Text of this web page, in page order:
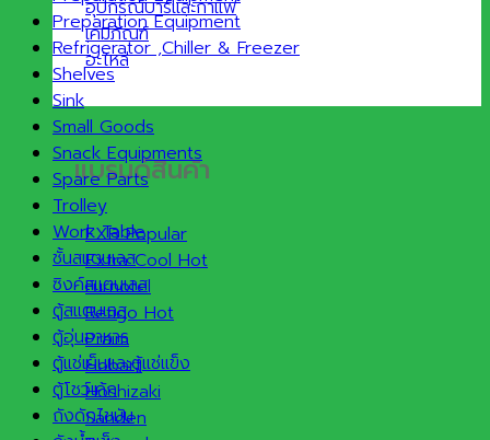
อุปกรณ์บาร์และกาแฟ
เคมีภัณฑ์
อะไหล่
แบรนด์สินค้า
EXB
Extra Cool
Furnotel
Retigo
Praim
Hobart
Hoshizaki
Sanden
Preparation Equipment
Refrigerator ,Chiller & Freezer
Shelves
Sink
Small Goods
Snack Equipments
Spare Parts
Trolley
Work Table
ชั้นสแตนเลส
ซิงค์สแตนเลส
ตู้สแตนเลส
ตู้อุ่นอาหาร
ตู้แช่เย็นและตู้แช่แข็ง
ตู้โชว์เค้ก
ถังดักไขมัน